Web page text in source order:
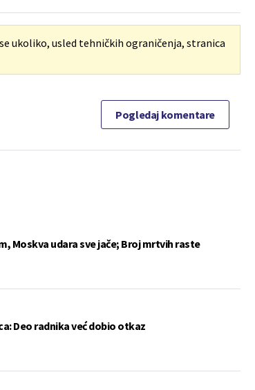
ukoliko, usled tehničkih ograničenja, stranica
Pogledaj komentare
Moskva udara sve jače; Broj mrtvih raste
Deo radnika već dobio otkaz